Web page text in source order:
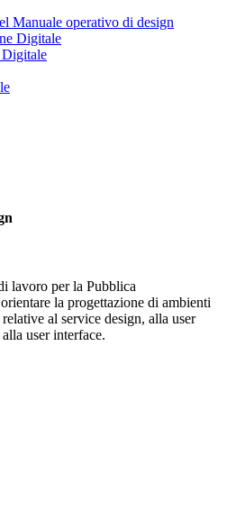
Manuale operativo di design
Digitale
lavoro per la Pubblica
la progettazione di ambienti
al service design, alla user
user interface.